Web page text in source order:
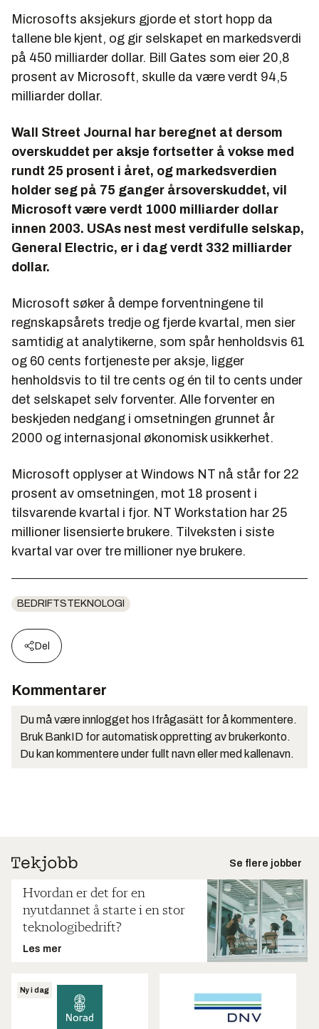
Microsofts aksjekurs gjorde et stort hopp da
tallene ble kjent, og gir selskapet en markedsverdi
på 450 milliarder dollar. Bill Gates som eier 20,8
prosent av Microsoft, skulle da være verdt 94,5
milliarder dollar.
Wall Street Journal
har beregnet at dersom
overskuddet per aksje fortsetter å vokse med
rundt 25 prosent i året, og markedsverdien
holder seg på 75 ganger årsoverskuddet, vil
Microsoft være verdt 1000 milliarder dollar
innen 2003. USAs nest mest verdifulle selskap,
General Electric, er i dag verdt 332 milliarder
dollar.
Microsoft søker å dempe forventningene til
regnskapsårets tredje og fjerde kvartal, men sier
samtidig at analytikerne, som spår henholdsvis 61
og 60 cents fortjeneste per aksje, ligger
henholdsvis to til tre cents og én til to cents under
det selskapet selv forventer. Alle forventer en
beskjeden nedgang i omsetningen grunnet år
2000 og internasjonal økonomisk usikkerhet.
Microsoft opplyser at Windows NT nå står for 22
prosent av omsetningen, mot 18 prosent i
tilsvarende kvartal i fjor. NT Workstation har 25
millioner lisensierte brukere. Tilveksten i siste
kvartal var over tre millioner nye brukere.
BEDRIFTSTEKNOLOGI
Del
Kommentarer
Du må være innlogget hos Ifrågasätt for å kommentere.
Bruk BankID for automatisk oppretting av brukerkonto.
Du kan kommentere under fullt navn eller med kallenavn.
Se flere jobber
Hvordan er det for en
nyutdannet å starte i en stor
teknologibedrift?
Les mer
Ny i dag